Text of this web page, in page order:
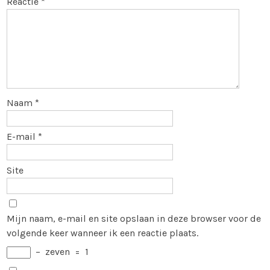
Naam *
E-mail *
Site
Mijn naam, e-mail en site opslaan in deze browser voor de
volgende keer wanneer ik een reactie plaats.
− zeven = 1